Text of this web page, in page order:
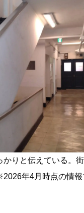
りと伝えている。
年4月時点の情